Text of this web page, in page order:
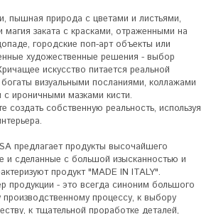
пышная природа с цветами и листьями,
магия заката с красками, отраженными на
городские поп-арт объекты или
художественные решения - выбор
искусство питается реальной
визуальными посланиями, коллажами
ироничными мазками кисти.
создать собственную реальность, используя
предлагает продукты высочайшего
и сделанные с большой изысканностью и
продукт "MADE IN ITALY".
продукции - это всегда синоним большого
процессу, к выбору
к тщательной проработке деталей,